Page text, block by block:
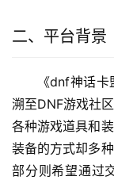
二、平台背景
《dnf神话
溯至DNF游戏社
各种游戏道具和
装备的方式却多
部分则希望通过